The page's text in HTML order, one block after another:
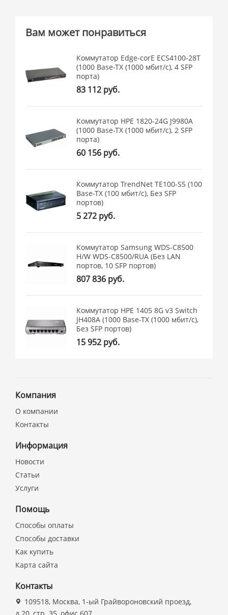
Вам может понравиться
Коммутатор Edge-corE ECS4100-28T
(1000 Base-TX (1000 мбит/с), 4 SFP
порта)
83 112 руб.
Коммутатор HPE 1820-24G J9980A
(1000 Base-TX (1000 мбит/с), 2 SFP
порта)
60 156 руб.
Коммутатор TrendNet TE100-S5 (100
Base-TX (100 мбит/с), Без SFP
портов)
5 272 руб.
Коммутатор Samsung WDS-C8500
H/W WDS-C8500/RUA (Без LAN
портов, 10 SFP портов)
807 836 руб.
Коммутатор HPE 1405 8G v3 Switch
JH408A (1000 Base-TX (1000 мбит/с),
Без SFP портов)
15 952 руб.
Компания
О компании
Контакты
Информация
Новости
Статьи
Услуги
Помощь
Способы оплаты
Способы доставки
Как купить
Карта сайта
Контакты
109518, Москва, 1-ый Грайвороновский проезд,